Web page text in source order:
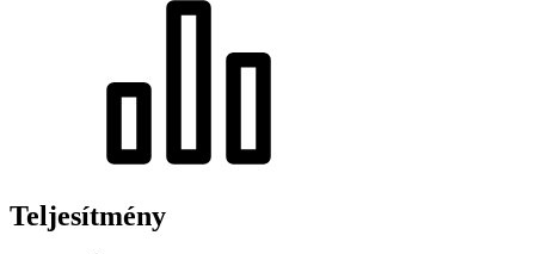
Teljesítmény